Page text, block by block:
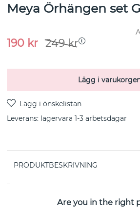
Meya Örhängen set
249kr
190 kr
Lägg i
Leverans: lagervara 1-3 arbetsdagar
PRODUKTBESKRIVNING
EGENSKAPERAre you in the right